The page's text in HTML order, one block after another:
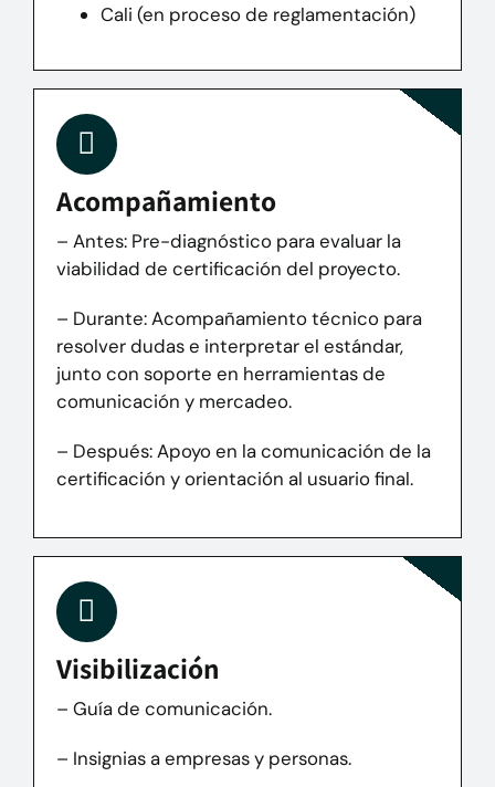
Cali (en proceso de reglamentación)
Acompañamiento
– Antes: Pre-diagnóstico para evaluar la
viabilidad de certificación del proyecto.
– Durante: Acompañamiento técnico para
resolver dudas e interpretar el estándar,
junto con soporte en herramientas de
comunicación y mercadeo.
– Después:Apoyo en la comunicación de la
certificación y orientación al usuario final.
Visibilización
– Guía de comunicación.
– Insignias a empresas y personas.